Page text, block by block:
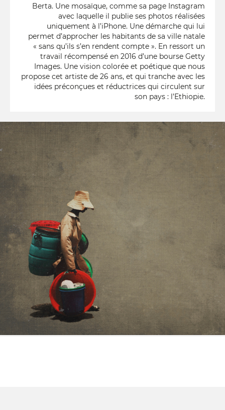
Berta. Une mosaïque, comme sa page Instagram
avec laquelle il publie ses photos réalisées
uniquement à l’iPhone. Une démarche qui lui
permet d’approcher les habitants de sa ville natale
« sans qu’ils s’en rendent compte ». En ressort un
travail récompensé en 2016 d’une bourse Getty
Images. Une vision colorée et poétique que nous
propose cet artiste de 26 ans, et qui tranche avec les
idées préconçues et réductrices qui circulent sur
son pays : l’Ethiopie.